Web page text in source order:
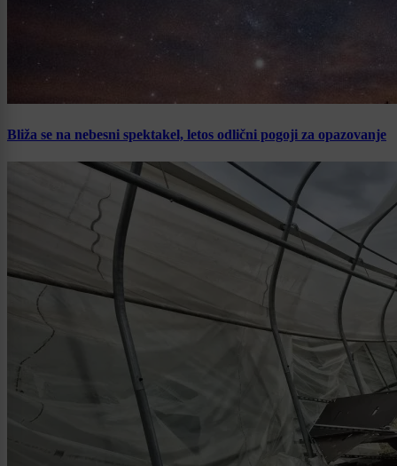
Bliža se na nebesni spektakel, letos odlični pogoji za opazovanje